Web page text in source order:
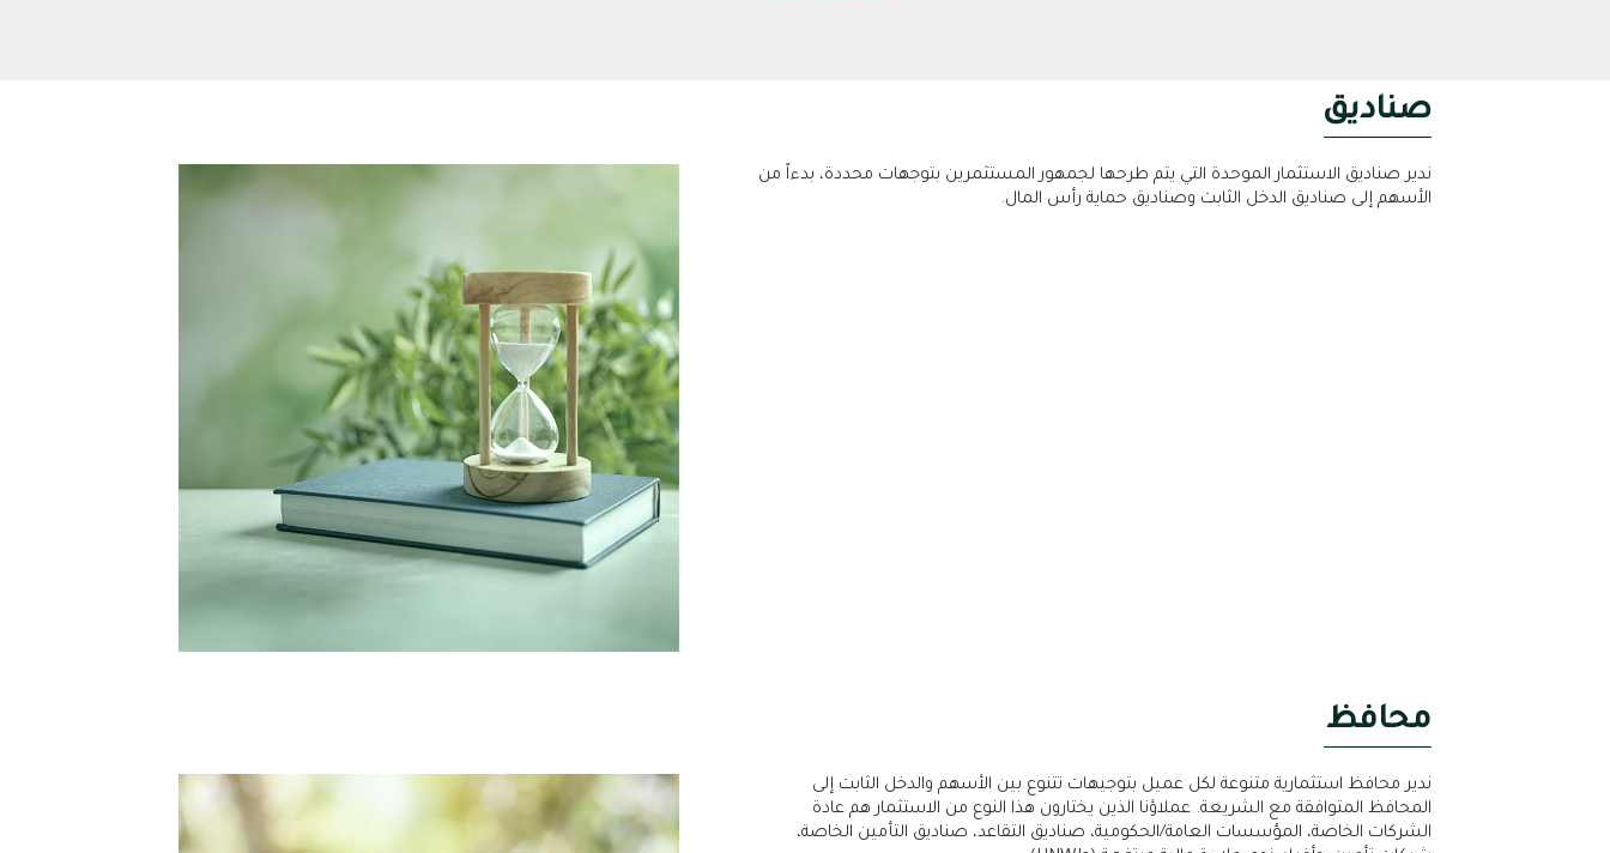
صناديق
ندير صناديق الاستثمار الموحدة التي يتم طرحها لجمهور المستثمرين بتوجهات محددة، بدءاً من
الأسهم إلى صناديق الدخل الثابت وصناديق حماية رأس المال.
محافظ
ندير محافظ استثمارية متنوعة لكل عميل بتوجيهات تتنوع بين الأسهم والدخل الثابت إلى
المحافظ المتوافقة مع الشريعة. عملاؤنا الذين يختارون هذا النوع من الاستثمار هم عادة
الشركات الخاصة، المؤسسات العامة/الحكومية، صناديق التقاعد، صناديق التأمين الخاصة،